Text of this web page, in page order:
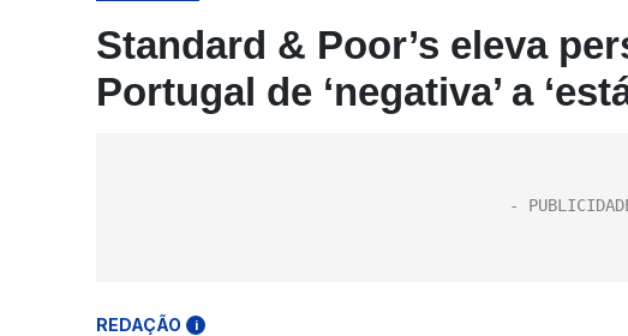
Standard & Poor’s eleva
Portugal de ‘negativa’ a
REDAÇÃO i